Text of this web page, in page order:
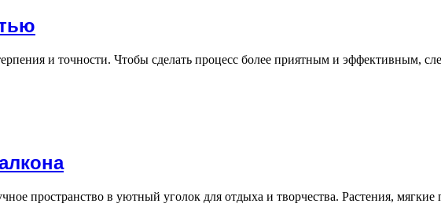
и точности. Чтобы сделать процесс более приятным и эффективным,
пространство в уютный уголок для отдыха и творчества. Растения,